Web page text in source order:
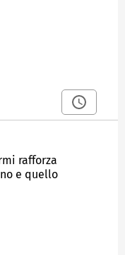
rafforza
e quello